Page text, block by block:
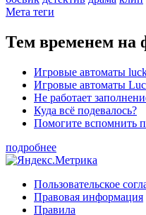
Мета теги
Тем временем на
Игровые автоматы
Игровые автоматы
Не работает
Куда всё подевалось?
Помогите вспомнить
подробнее
Пользовательское
Правовая информация
Правила